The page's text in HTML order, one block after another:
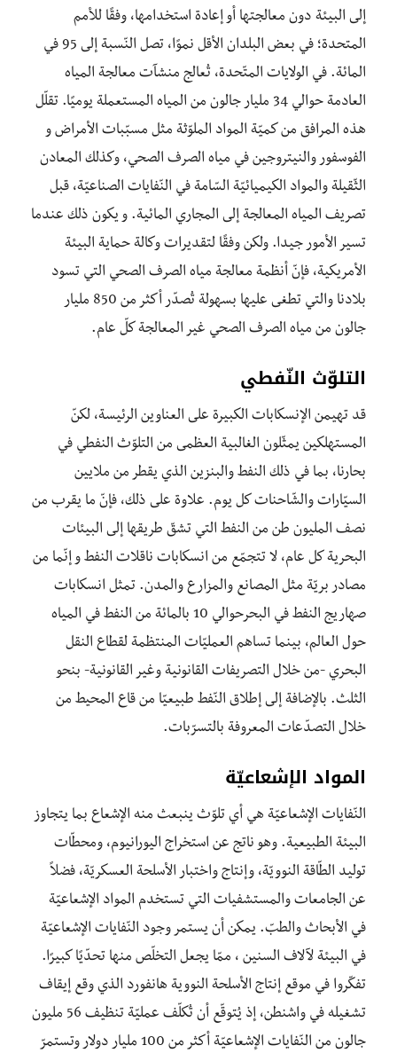
إلى البيئة دون معالجتها أو إعادة استخدامها، وفقًا للأمم
المتحدة؛ في بعض البلدان الأقل نموًا، تصل النّسبة إلى 95 في
المائة. في الولايات المتّحدة، تُعالج منشآت معالجة المياه
العادمة حوالي 34 مليار جالون من المياه المستعملة يوميًا. تقلّل
هذه المرافق من كميّة المواد الملوّثة مثل مسبّبات الأمراض و
الفوسفور والنيتروجين في مياه الصرف الصحي، وكذلك المعادن
الثّقيلة والمواد الكيميائيّة السّامة في النّفايات الصناعيّة، قبل
تصريف المياه المعالجة إلى المجاري المائية. و يكون ذلك عندما
تسير الأمور جيدا. ولكن وفقًا لتقديرات وكالة حماية البيئة
الأمريكية، فإنّ أنظمة معالجة مياه الصرف الصحي التي تسود
بلادنا والتي تطغى عليها بسهولة تُصدّر أكثر من 850 مليار
جالون من مياه الصرف الصحي غير المعالجة كلّ عام.
التلوّث النّفطي
قد تهيمن الإنسكابات الكبيرة على العناوين الرئيسة، لكنّ
المستهلكين يمثّلون الغالبية العظمى من التلوّث النفطي في
بحارنا، بما في ذلك النفط والبنزين الذي يقطر من ملايين
السيّارات والشّاحنات كل يوم. علاوة على ذلك، فإنّ ما يقرب من
نصف المليون طن من النفط التي تشقّ طريقها إلى البيئات
البحرية كل عام، لا تتجمّع من انسكابات ناقلات النفط و إنّما من
مصادر بريّة مثل المصانع والمزارع والمدن. تمثل انسكابات
صهاريج النفط في البحرحوالي 10 بالمائة من النفط في المياه
حول العالم، بينما تساهم العمليّات المنتظمة لقطاع النقل
البحري -من خلال التصريفات القانونية وغير القانونية- بنحو
الثلث. بالإضافة إلى إطلاق النّفط طبيعيّا من قاع المحيط من
خلال التصدّعات المعروفة بالتسرّبات.
المواد الإشعاعيّة
النّفايات الإشعاعيّة هي أي تلوّث ينبعث منه الإشعاع بما يتجاوز
البيئة الطبيعية. وهو ناتج عن استخراج اليورانيوم، ومحطّات
توليد الطّاقة النوويّة، وإنتاج واختبار الأسلحة العسكريّة، فضلاً
عن الجامعات والمستشفيات التي تستخدم المواد الإشعاعيّة
في الأبحاث والطبّ. يمكن أن يستمر وجود النّفايات الإشعاعيّة
في البيئة لآلاف السنين ، ممّا يجعل التخلّص منها تحدّيًا كبيرًا.
تفكّروا في موقع إنتاج الأسلحة النووية هانفورد الذي وقع إيقاف
تشغيله في واشنطن، إذ يُتوقّع أن تُكلّف عمليّة تنظيف 56 مليون
جالون من النّفايات الإشعاعيّة أكثر من 100 مليار دولار وتستمرّ